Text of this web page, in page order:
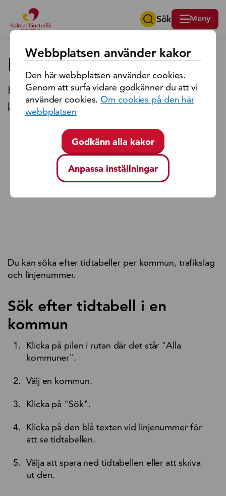
Sök på region Kalmar län Sök Meny
Hitta din tidtabell
Här kan du söka efter tidtabeller som du
kan skriva ut.
Du kan söka efter tidtabeller per kommun, trafikslag
och linjenummer.
Sök efter tidtabell i en
kommun
Klicka på pilen i rutan där det står "Alla
kommuner".
Välj en kommun.
Klicka på "Sök".
Klicka på den blå texten vid linjenummer för
att se tidtabellen.
Välja att spara ned tidtabellen eller att skriva
ut den.
Webbplatsen använder kakor
Den här webbplatsen använder cookies.
Genom att surfa vidare godkänner du att vi
använder cookies.Om cookies på den här
webbplatsen
Godkänn alla kakor
Anpassa inställningar